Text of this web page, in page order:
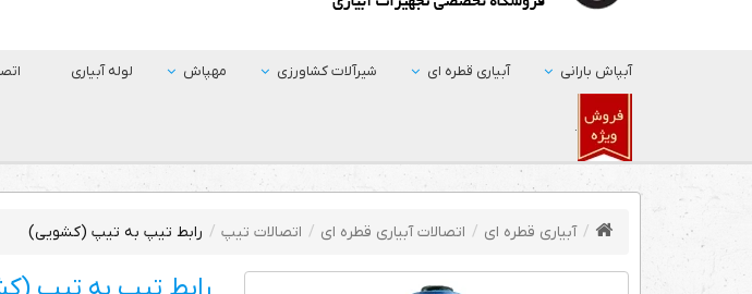
آبپاش بارانی آبیاری قطره ای شیرآلات کشاورزی مهپاش لوله آبیاری
.
آبیاری قطره ای اتصالات آبیاری قطره ای اتصالات تیپ رابط تیپ به تیپ (کشویی)